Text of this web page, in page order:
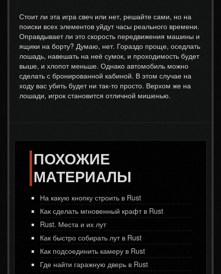
Стоит ли эта игра свеч или нет, решайте сами, но на
поиски всех элементов уйдут часы реального времени.
Оправдывает ли это скорость передвижения машины и
ящики на борту? Думаю, нет. Гораздо проще, оседлать
лошадь, навешать на неё сумок, и проходимость будет
выше, и хлопот меньше. Однако автомобиль можно
сделать с бронированной кабиной. В этом случае на
ходу вас убить будет ни так-то просто. Верхом же на
лошади, игрок становится отличной мишенью.
ПОХОЖИЕ
МАТЕРИАЛЫ
На какую кнопку строить в Rust
Как сделать мгновенный крафт в Rust
Rust. Места и их лут
Как быстро собирать лут в Rust
Как подсоединить камеру в Rust
Где найти гаражную дверь в Rust